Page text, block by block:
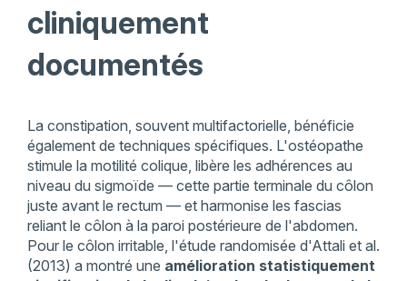
cliniquement
documentés
La constipation, souvent multifactorielle, bénéficie
également de techniques spécifiques. L'ostéopathe
stimule la motilité colique, libère les adhérences au
niveau du sigmoïde — cette partie terminale du côlon
juste avant le rectum — et harmonise les fascias
reliant le côlon à la paroi postérieure de l'abdomen.
Pour le côlon irritable, l'étude randomisée d'Attali et al.
(2013) a montré une amélioration statistiquement